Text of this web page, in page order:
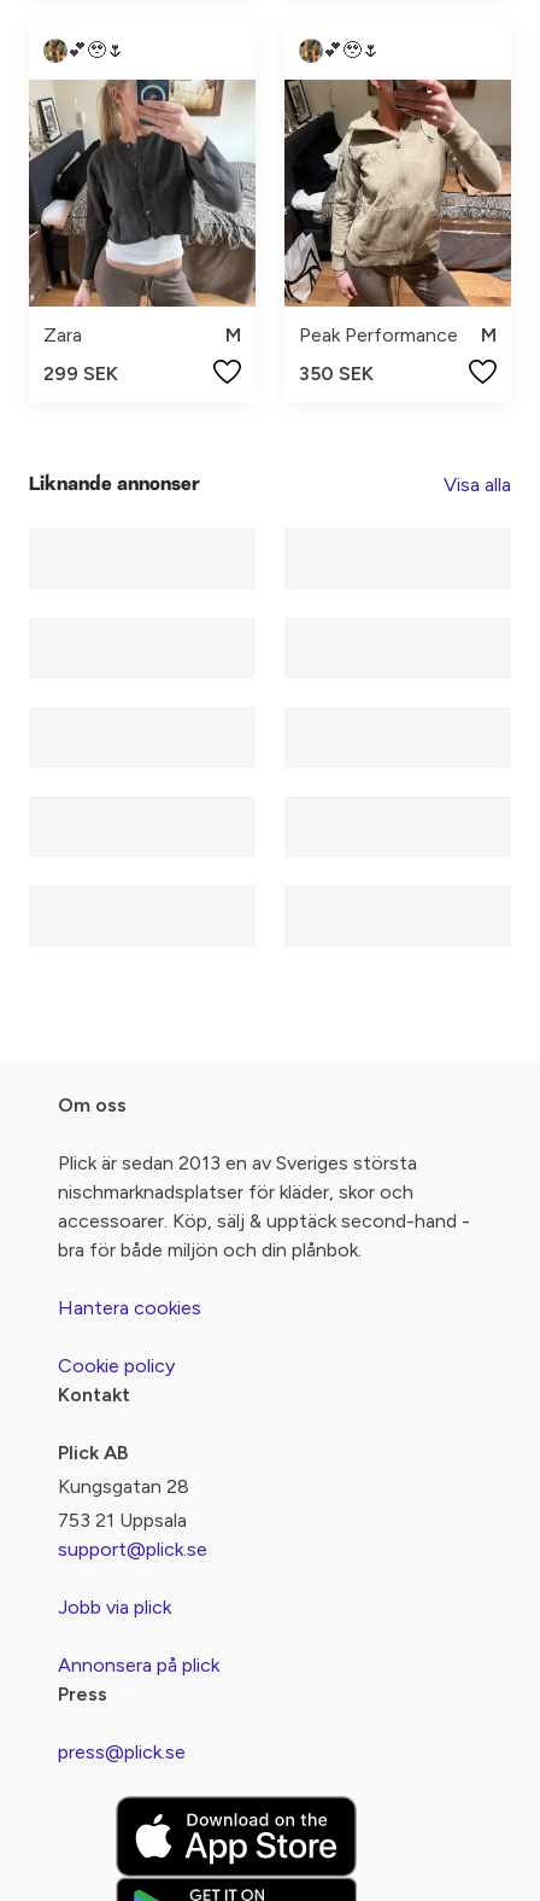
💕🥹🌷
Zara
M
299 SEK
💕🥹🌷
Peak Performance
M
350 SEK
Liknande annonser Visa alla
Om oss
Plick är sedan 2013 en av Sveriges största
nischmarknadsplatser för kläder, skor och
accessoarer. Köp, sälj & upptäck second-hand -
bra för både miljön och din plånbok.
Hantera cookies
Cookie policy
Kontakt
Plick AB
Kungsgatan 28
753 21 Uppsala
support@plick.se
Jobb via plick
Annonsera på plick
Press
press@plick.se